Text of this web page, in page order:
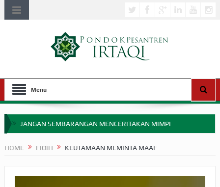
Menu
JANGAN SEMBARANGAN MENCERITAKAN MIMPI
HOME FIQIH KEUTAMAAN MEMINTA MAAF